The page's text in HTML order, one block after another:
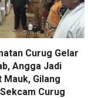
Curug Gelar
Angga Jadi
Mauk, Gilang
Curug